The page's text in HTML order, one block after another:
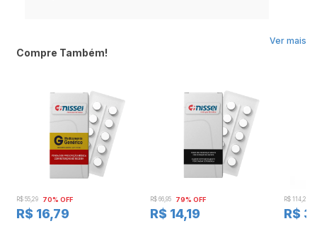
Ver mais
Compre Também!
R$ 55,29 70% OFF
R$ 16,79
R$ 66,95 79% OFF
R$ 14,19
R$ 114,24
R$